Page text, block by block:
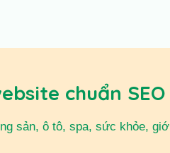
chuẩn SEO
sản, ô tô, spa, sức khỏe,